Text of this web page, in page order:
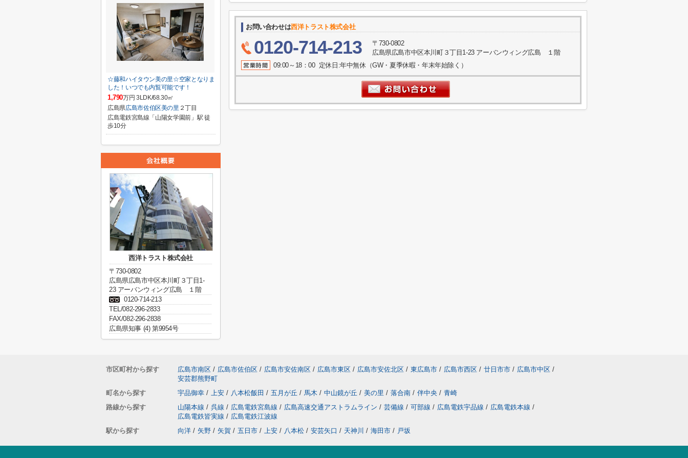
お問い合わせは西洋トラスト株式会社
0120-714-213
〒730-0802
広島県広島市中区本川町３丁目1-23 アーバンウィング広島 １階
09:00～18：00 定休日:年中無休（GW・夏季休暇・年末年始除く）
☆藤和ハイタウン美の里☆空家となりま
した！いつでも内覧可能です！
1,790万円 3LDK/68.30㎡
広島県広島市佐伯区美の里 ２丁目
広島電鉄宮島線「山陽女学園前」駅 徒
歩10分
西洋トラスト株式会社
〒730-0802
広島県広島市中区本川町３丁目1-
23 アーバンウィング広島 １階
0120-714-213
TEL/082-296-2833
FAX/082-296-2838
広島県知事 (4) 第9954号
市区町村から探す 広島市南区 / 広島市佐伯区 / 広島市安佐南区 / 広島市東区 / 広島市安佐北区 / 東広島市 / 広島市西区 / 廿日市市 / 広島市中区 /
安芸郡熊野町
町名から探す
宇品御幸 / 上安 / 八本松飯田 / 五月が丘 / 馬木 / 中山鏡が丘 / 美の里 / 落合南 / 伴中央 / 青崎
路線から探す
山陽本線 / 呉線 / 広島電鉄宮島線 / 広島高速交通アストラムライン / 芸備線 / 可部線 / 広島電鉄宇品線 / 広島電鉄本線 /
広島電鉄皆実線 / 広島電鉄江波線
駅から探す
向洋 / 矢野 / 矢賀 / 五日市 / 上安 / 八本松 / 安芸矢口 / 天神川 / 海田市 / 戸坂